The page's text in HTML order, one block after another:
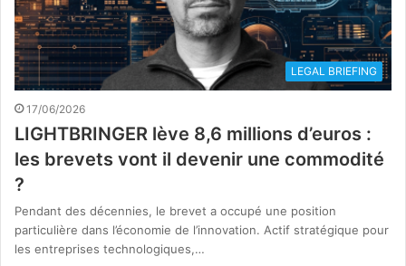
LEGAL BRIEFING
17/06/2026
LIGHTBRINGER lève 8,6 millions d’euros :
les brevets vont il devenir une commodité
?
Pendant des décennies, le brevet a occupé une position
particulière dans l’économie de l’innovation. Actif stratégique pour
les entreprises technologiques,…